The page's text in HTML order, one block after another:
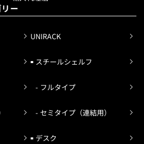
ー
UNIRACK
スチールシェルフ
フルタイプ
セミタイプ（連結用）
デスク